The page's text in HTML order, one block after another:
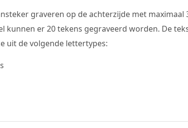
graveren op de achterzijde met
kunnen er 20 tekens gegraveerd worden. De
uit de volgende lettertypes: